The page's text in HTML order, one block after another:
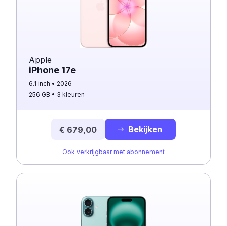
Apple
iPhone 17e
6.1 inch
2026
256 GB
3 kleuren
€ 679,00 Bekijken
Ook verkrijgbaar met abonnement